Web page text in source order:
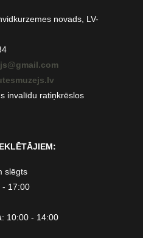
novads, LV-
invalīdu ratiņkrēslos
slēgts
- 17:00
10:00 - 14:00